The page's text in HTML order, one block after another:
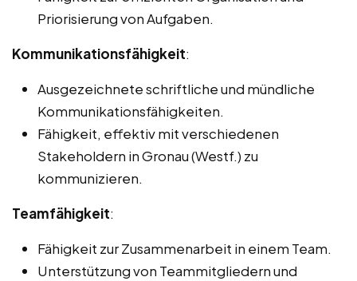
Priorisierung von Aufgaben.
Kommunikationsfähigkeit:
Ausgezeichnete schriftliche und mündliche
Kommunikationsfähigkeiten.
Fähigkeit, effektiv mit verschiedenen
Stakeholdern in Gronau (Westf.) zu
kommunizieren.
Teamfähigkeit:
Fähigkeit zur Zusammenarbeit in einem Team.
Unterstützung von Teammitgliedern und